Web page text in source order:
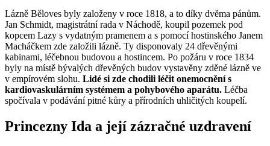
Lázně Běloves byly založeny v roce 1818, a to díky dvěma pánům.
Jan Schmidt, magistrátní rada v Náchodě, koupil pozemek pod
kopcem Lazy s vydatným pramenem a s pomocí hostinského Janem
Macháčkem zde založili lázně. Ty disponovaly 24 dřevěnými
kabinami, léčebnou budovou a hostincem. Po požáru v roce 1834
byly na místě bývalých dřevěných budov vystavěny zděné lázně ve
v empírovém slohu. Lidé si zde chodili léčit onemocnění s
kardiovaskulárním systémem a pohybového aparátu. Léčba
spočívala v podávání pitné kůry a přírodních uhličitých koupelí.
Princezny Ida a její zázračné uzdravení